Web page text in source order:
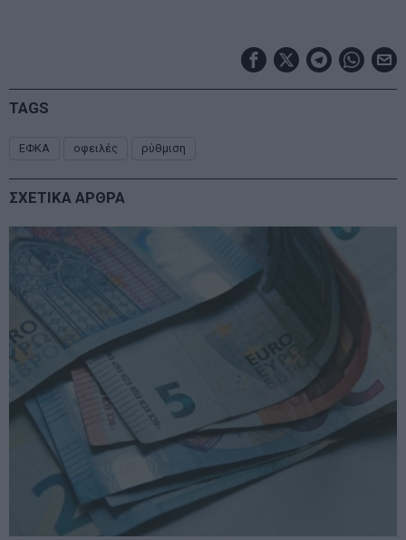
TAGS
ΕΦΚΑ οφειλές ρύθμιση
ΣΧΕΤΙΚΑ ΑΡΘΡΑ